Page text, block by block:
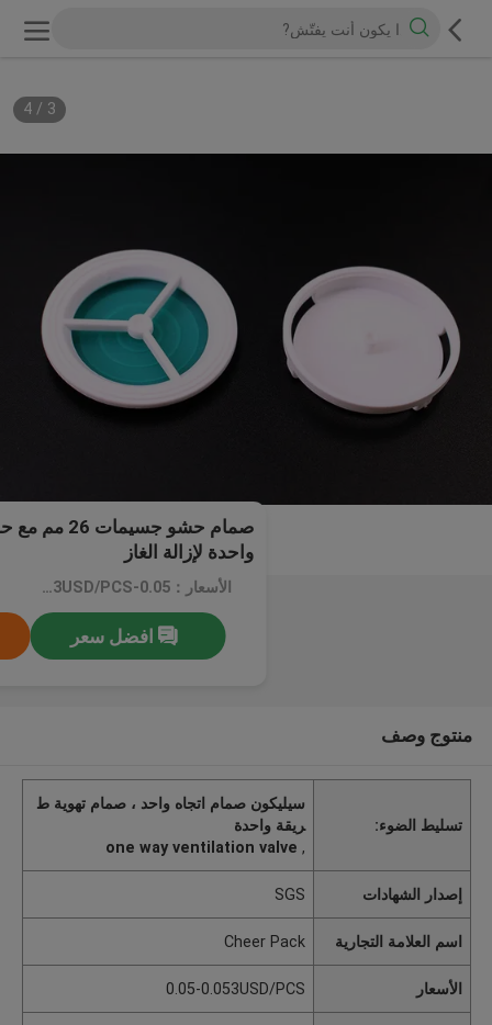
3
/
4
صمام حشو
واحدة لإزالة الغاز
الأسعار：0.05-0.053USD/PCS
افضل سعر
منتوج وصف
تسليط الضوء:
سيليكون صمام اتجاه واحد ، صمام تهوية ط
ريقة واحدة
,
one way ventilation valve
إصدار الشهادات SGS
اسم العلامة التجارية Cheer Pack
الأسعار 0.05-0.053USD/PCS